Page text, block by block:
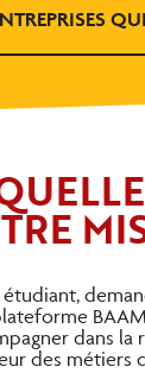
dans
des métiers